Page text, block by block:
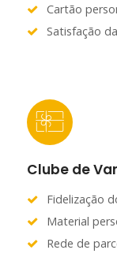
Cartão
Satisfação
Clube de
Fidelização
Material
Rede de